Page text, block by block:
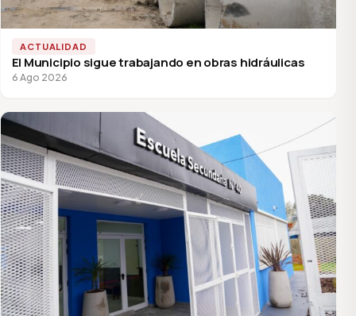
ACTUALIDAD
El Municipio sigue trabajando en obras hidráulicas
6 Ago 2026